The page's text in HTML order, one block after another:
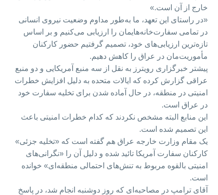
خارج از آن است.»
«در راستای این تعهد، ما به‌طور مداوم وضعیت نیروی انسانی
در تمامی سفارت‌خانه‌هایمان را ارزیابی می‌کنیم و بر اساس
تازه‌ترین ارزیابی‌های خود، تصمیم گرفتیم حضور کارکنان
مأموریت‌مان در عراق را کاهش دهیم.
پیشتر خبرگزاری رویترز به نقل از سه منبع آمریکایی و دو منبع
عراقی گزارش کرده که ایالات متحده به دلیل افزایش خطرات
امنیتی در منطقه، در حال آماده شدن برای تخلیه سفارت خود
در عراق است.
این منابع البته مشخص نکردند که کدام خطرات امنیتی باعث
این تصمیم شده است.
یک مقام وزارت خارجه عراق هم گفته است که «تخلیه جزئی»
کارکنان سفارت آمریکا تائید شده و دلیل آن را «نگرانی‌های
امنیتی بالقوه مربوط به تنش‌های احتمالی منطقه‌ای» خوانده
است.
آقای ترامپ در مصاحبه‌‌ای که روز دوشنبه انجام شد، در پاسخ